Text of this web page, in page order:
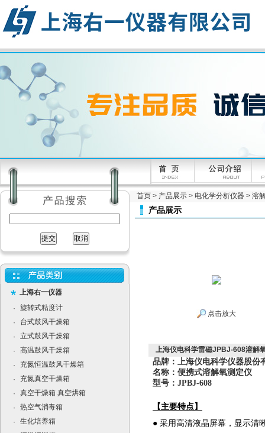
上海右一仪器
·
旋转式粘度计
·
台式鼓风干燥箱
·
立式鼓风干燥箱
·
高温鼓风干燥箱
·
充氮恒温鼓风干燥箱
·
充氮真空干燥箱
·
真空干燥箱 真空烘箱
·
热空气消毒箱
·
生化培养箱
首页 > 产品展示 > 电化学分析仪器 > 溶
产品展示
点击放大
上海仪电科学雷磁JPBJ-608溶解
品牌：上海仪电科学仪器股份
名称：便携式溶解氧测定仪
型号：JPBJ-608
【主要特点】
● 采用高清液晶屏幕，显示清